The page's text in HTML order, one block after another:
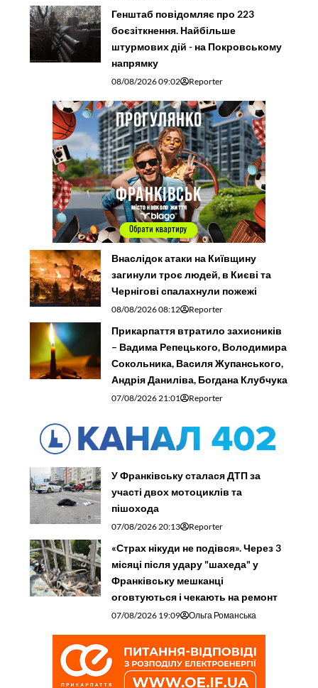
Генштаб повідомляє про 223
боєзіткнення. Найбільше
штурмових дій - на Покровському
напрямку
08/08/2026 09:02 Reporter
Внаслідок атаки на Київщину
загинули троє людей, в Києві та
Чернігові спалахнули пожежі
08/08/2026 08:12 Reporter
Прикарпаття втратило захисників
– Вадима Репецького, Володимира
Сокольника, Василя Жупанського,
Андрія Даниліва, Богдана Клубчука
07/08/2026 21:01 Reporter
У Франківську сталася ДТП за
участі двох мотоциклів та
пішохода
07/08/2026 20:13 Reporter
«Страх нікуди не подівся». Через 3
місяці після удару "шахеда" у
Франківську мешканці
оговтуються і чекають на ремонт
07/08/2026 19:09 Ольга Романська